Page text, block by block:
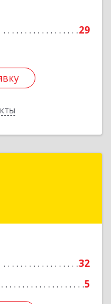
29
32
5
Лермонтов г,